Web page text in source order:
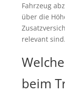
Fahrzeug
über die
relevant sind.
beim